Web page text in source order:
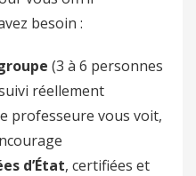
besoin :
(3 à 6 personnes
réellement
professeure vous voit,
d’État, certifiées et